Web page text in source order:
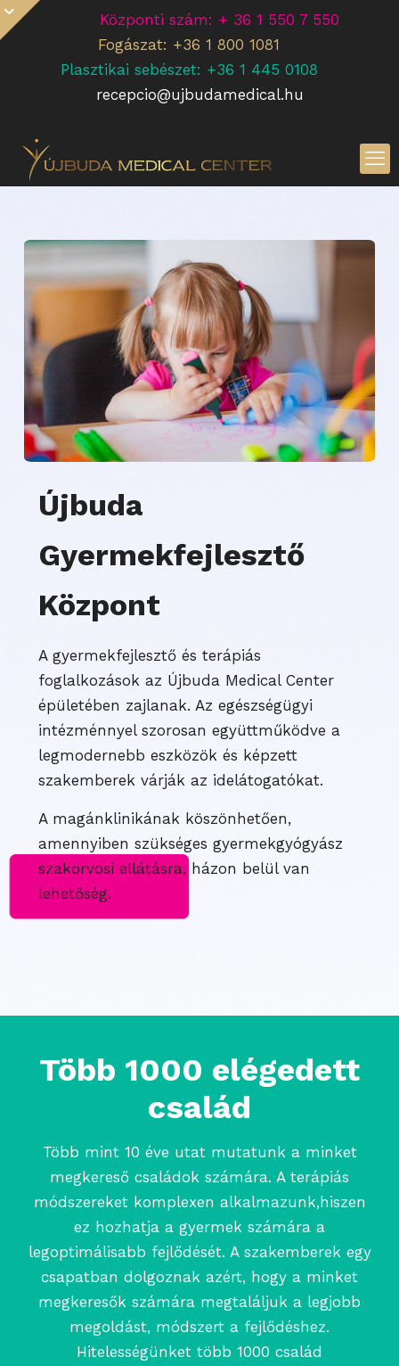
Központi szám: + 36 1 550 7 550
Fogászat: +36 1 800 1081
Plasztikai sebészet: +36 1 445 0108
recepcio@ujbudamedical.hu
Újbuda
Gyermekfejlesztő
Központ
A gyermekfejlesztő és terápiás
foglalkozások az Újbuda Medical Center
épületében zajlanak. Az egészségügyi
intézménnyel szorosan együttműködve a
legmodernebb eszközök és képzett
szakemberek várják az idelátogatókat.
A magánklinikának köszönhetően,
amennyiben szükséges gyermekgyógyász
szakorvosi ellátásra, házon belül van
lehetőség.
Több 1000 elégedett
család
Több mint 10 éve utat mutatunk a minket
megkereső családok számára. A terápiás
módszereket komplexen alkalmazunk,hiszen
ez hozhatja a gyermek számára a
legoptimálisabb fejlődését. A szakemberek egy
csapatban dolgoznak azért, hogy a minket
megkeresők számára megtaláljuk a legjobb
megoldást, módszert a fejlődéshez.
Hitelességünket több 1000 család